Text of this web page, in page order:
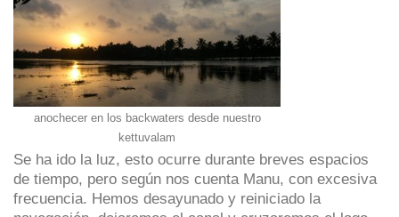
anochecer en los backwaters desde nuestro
kettuvalam
Se ha ido la luz, esto ocurre durante breves espacios
de tiempo, pero según nos cuenta Manu, con excesiva
frecuencia. Hemos desayunado y reiniciado la